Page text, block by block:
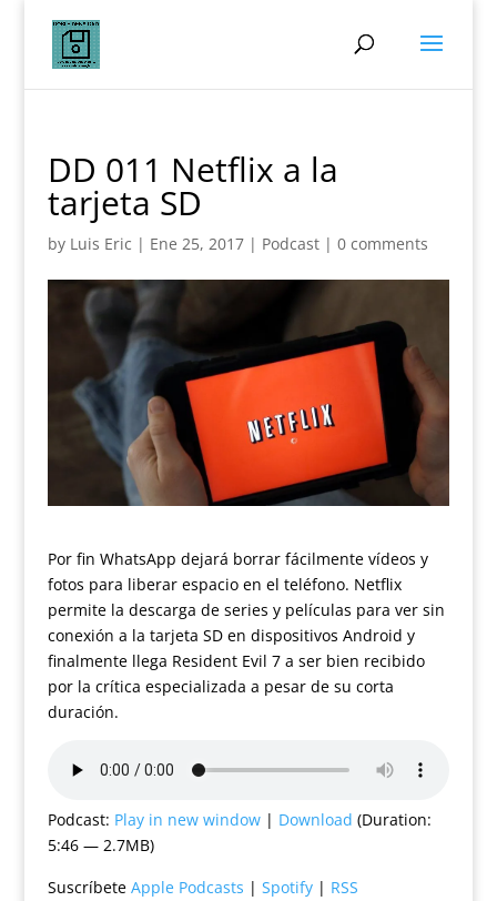
DD 011 Netflix a la
tarjeta SD
by Luis Eric | Ene 25, 2017| Podcast| 0 comments
Por fin WhatsApp dejará borrar fácilmente vídeos y
fotos para liberar espacio en el teléfono. Netflix
permite la descarga de series y películas para ver sin
conexión a la tarjeta SD en dispositivos Android y
finalmente llega Resident Evil 7 a ser bien recibido
por la crítica especializada a pesar de su corta
duración.
Podcast: Play in new window| Download (Duration:
5:46 — 2.7MB)
Suscríbete Apple Podcasts | Spotify| RSS